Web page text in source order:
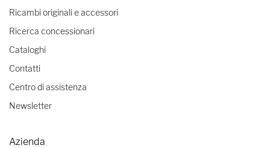
Ricambi originali e accessori
Ricerca concessionari
Cataloghi
Contatti
Centro di assistenza
Newsletter
Azienda